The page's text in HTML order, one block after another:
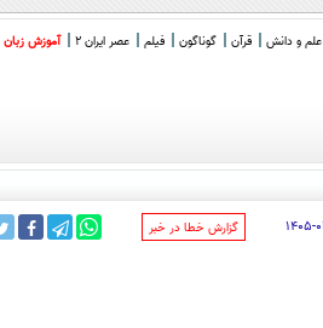
علم و دانش قرآن گوناگون فیلم عصر ایران 2 آموزش زبان
‌گزارش خطا در خبر